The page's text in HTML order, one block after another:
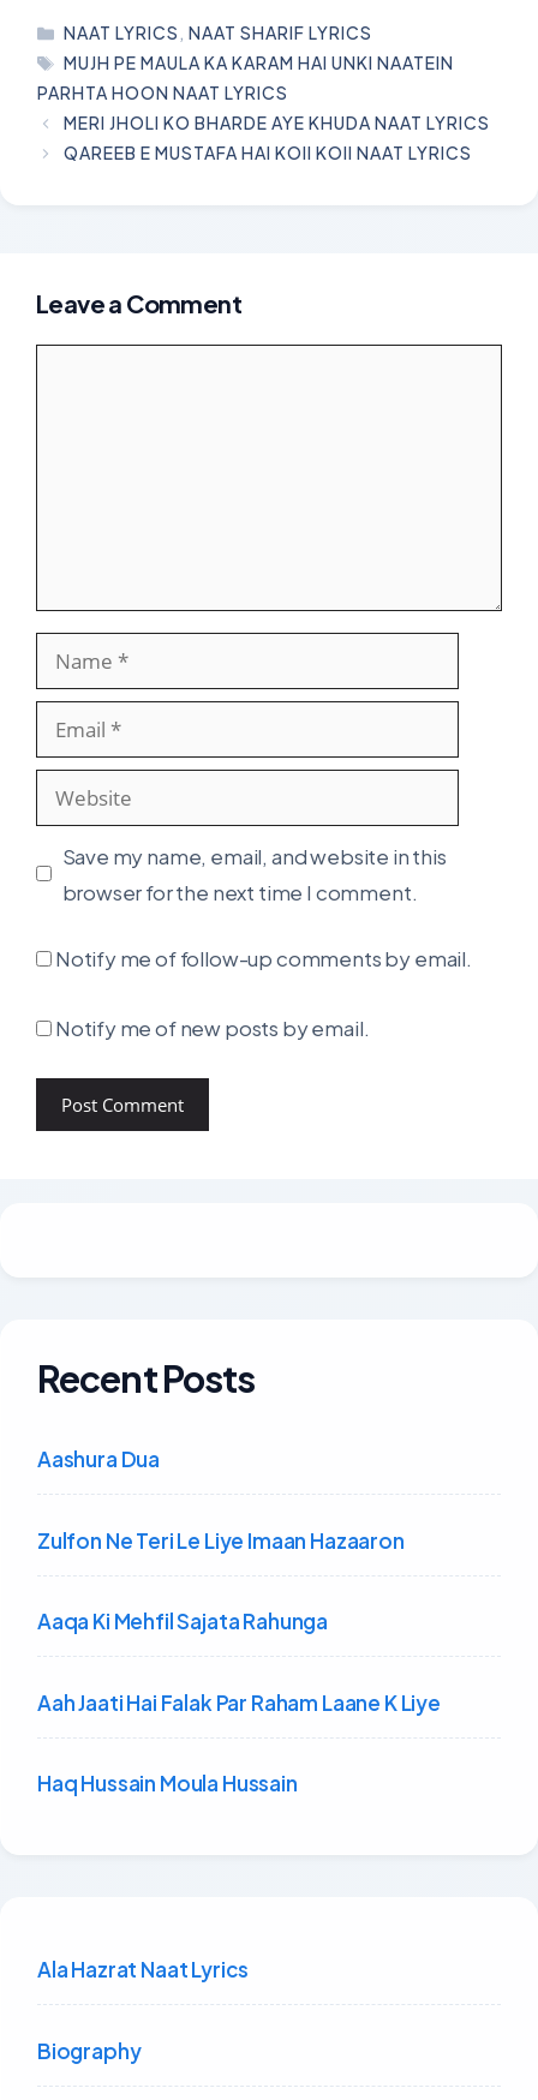
CATEGORIES
NAAT LYRICS ,NAAT SHARIF LYRICS
TAGS
MUJH PE MAULA KA KARAM HAI UNKI NAATEIN
PARHTA HOON NAAT LYRICS
MERI JHOLI KO BHARDE AYE KHUDA NAAT LYRICS
QAREEB E MUSTAFA HAI KOII KOII NAAT LYRICS
Leave a Comment
Name
Email
Website
Save my name, email, and website in this
browser for the next time I comment.
Notify me of follow-up comments by email.
Notify me of new posts by email.
Recent Posts
Aashura Dua
Zulfon Ne Teri Le Liye Imaan Hazaaron
Aaqa Ki Mehfil Sajata Rahunga
Aah Jaati Hai Falak Par Raham Laane K Liye
Haq Hussain Moula Hussain
Ala Hazrat Naat Lyrics
Biography